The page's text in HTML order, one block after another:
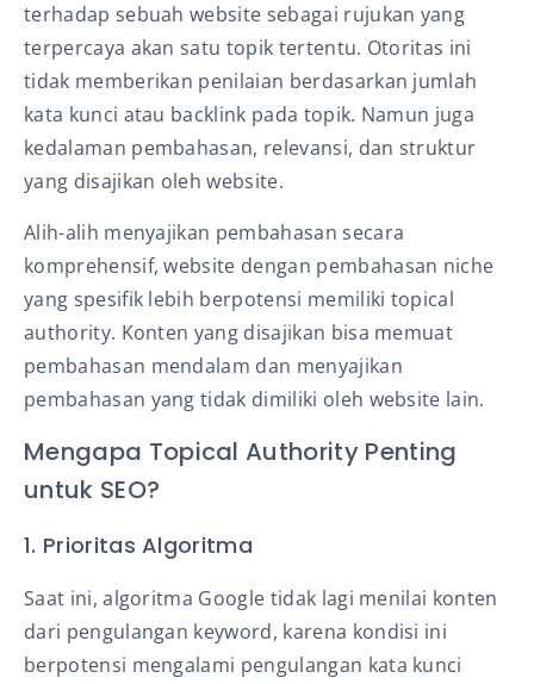
terhadap sebuah website sebagai rujukan yang
terpercaya akan satu topik tertentu. Otoritas ini
tidak memberikan penilaian berdasarkan jumlah
kata kunci atau backlink pada topik. Namun juga
kedalaman pembahasan, relevansi, dan struktur
yang disajikan oleh website.
Alih-alih menyajikan pembahasan secara
komprehensif, website dengan pembahasan niche
yang spesifik lebih berpotensi memiliki topical
authority. Konten yang disajikan bisa memuat
pembahasan mendalam dan menyajikan
pembahasan yang tidak dimiliki oleh website lain.
Mengapa Topical Authority Penting
untuk SEO?
1. Prioritas Algoritma
Saat ini, algoritma Google tidak lagi menilai konten
dari pengulangan keyword, karena kondisi ini
berpotensi mengalami pengulangan kata kunci